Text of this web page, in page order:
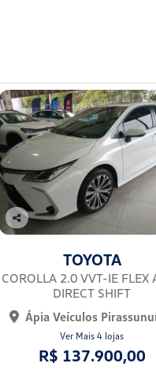
Co
lhe
TOYOTA
COROLLA 2.0 VVT-IE FLEX
DIRECT SHIFT
Ápia Veículos
Ver Mais 4 lojas
R$ 137.900,00